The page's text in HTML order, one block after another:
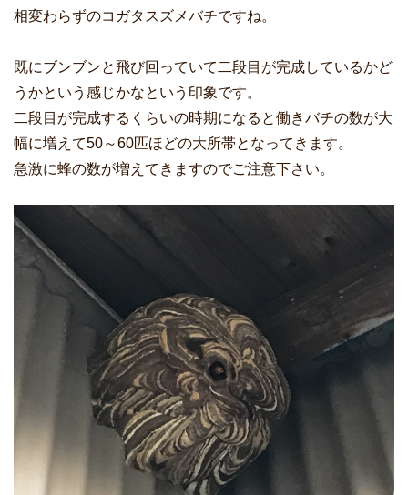
相変わらずのコガタスズメバチですね。
既にブンブンと飛び回っていて二段目が完成しているかど
うかという感じかなという印象です。
二段目が完成するくらいの時期になると働きバチの数が大
幅に増えて50～60匹ほどの大所帯となってきます。
急激に蜂の数が増えてきますのでご注意下さい。